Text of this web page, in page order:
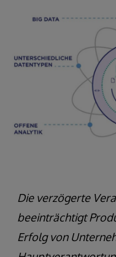
Die verzögerte
beeinträchtigt
Erfolg von